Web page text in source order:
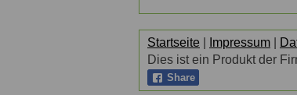
Startseite Impressum
Dies ist ein Produkt der
Share